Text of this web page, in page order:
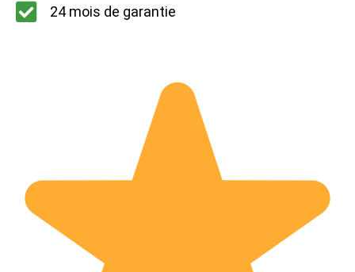
24 mois de garantie